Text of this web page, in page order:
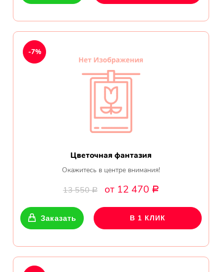
Цветочная фантазия
Окажитесь в центре внимания!
13 550Р от 12 470 Р
-7%
Заказать В 1 КЛИК